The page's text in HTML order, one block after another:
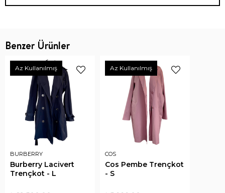
Benzer Ürünler
BURBERRY
Burberry Lacivert
Trençkot - L
Az Kullanılmış
COS
Cos Pembe Trençkot
- S
Az Kullanılmış